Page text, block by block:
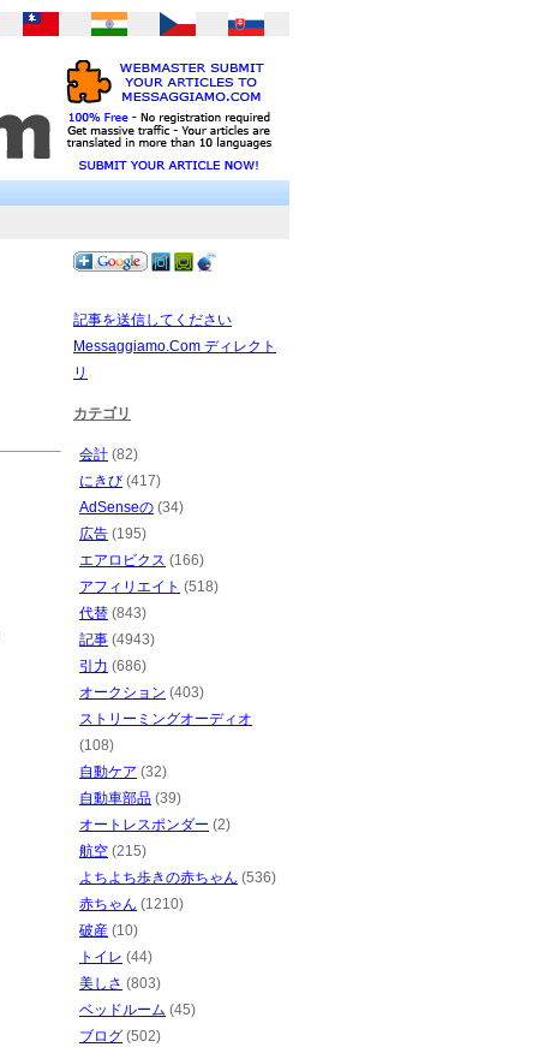
記事を送信してください
Messaggiamo.Com ディレクト
リ
カテゴリ
会計 (82)
にきび (417)
AdSenseの (34)
広告 (195)
エアロビクス (166)
アフィリエイト (518)
代替 (843)
記事 (4943)
引力 (686)
オークション (403)
ストリーミングオーディオ
(108)
自動ケア (32)
自動車部品 (39)
オートレスポンダー (2)
航空 (215)
よちよち歩きの赤ちゃん (536)
赤ちゃん (1210)
破産 (10)
トイレ (44)
美しさ (803)
ベッドルーム (45)
ブログ (502)